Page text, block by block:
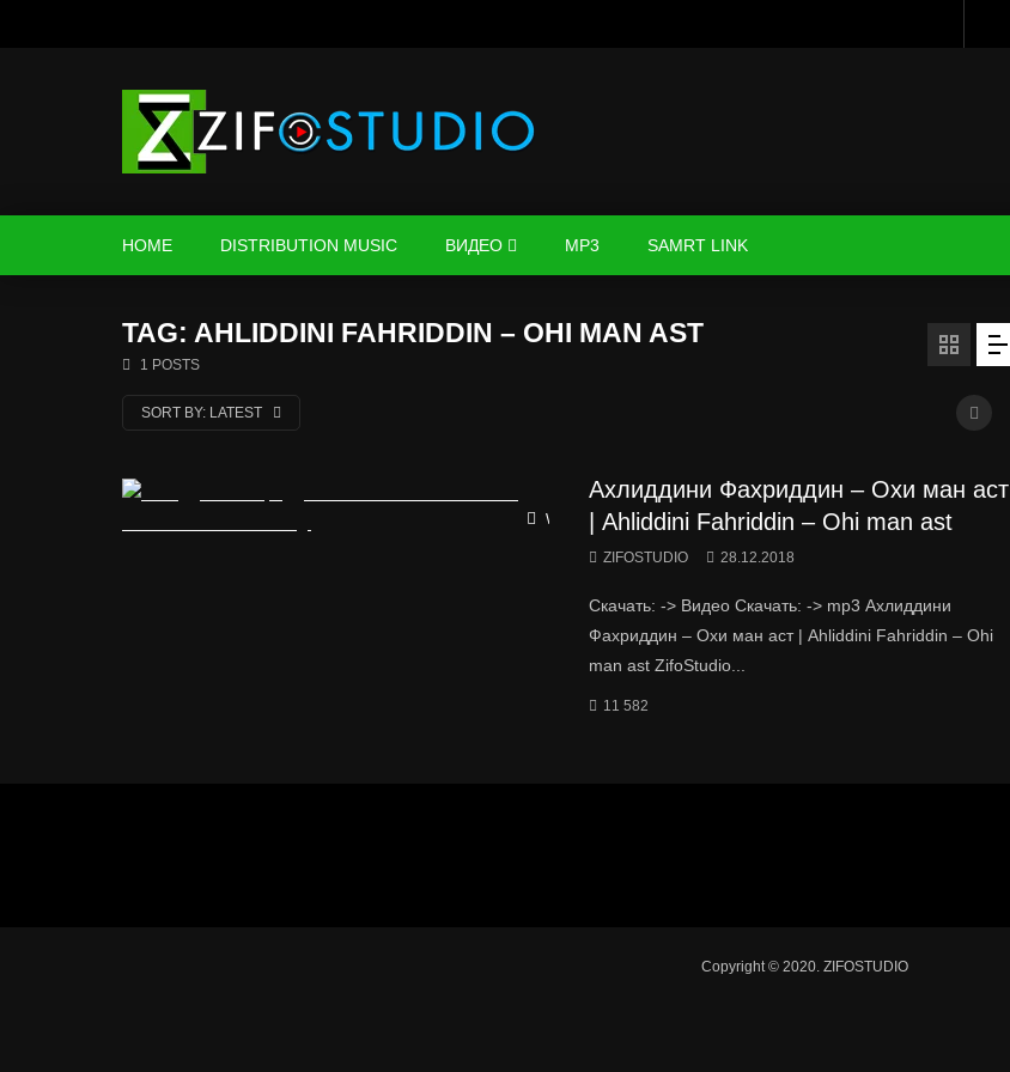
HOME DISTRIBUTION MUSIC ВИДЕО MP3 SAMRT LINK
TAG: AHLIDDINI FAHRIDDIN – OHI MAN AST
1 POSTS
SORT BY: LATEST
Watch Later
Ахлиддини Фахриддин – Охи ман аст
| Ahliddini Fahriddin – Ohi man ast
ZIFOSTUDIO 28.12.2018
Скачать: -> Видео Скачать: -> mp3 Ахлиддини
Фахриддин – Охи ман аст | Ahliddini Fahriddin – Ohi
man ast ZifoStudio...
11 582
Copyright © 2020. ZIFOSTUDIO